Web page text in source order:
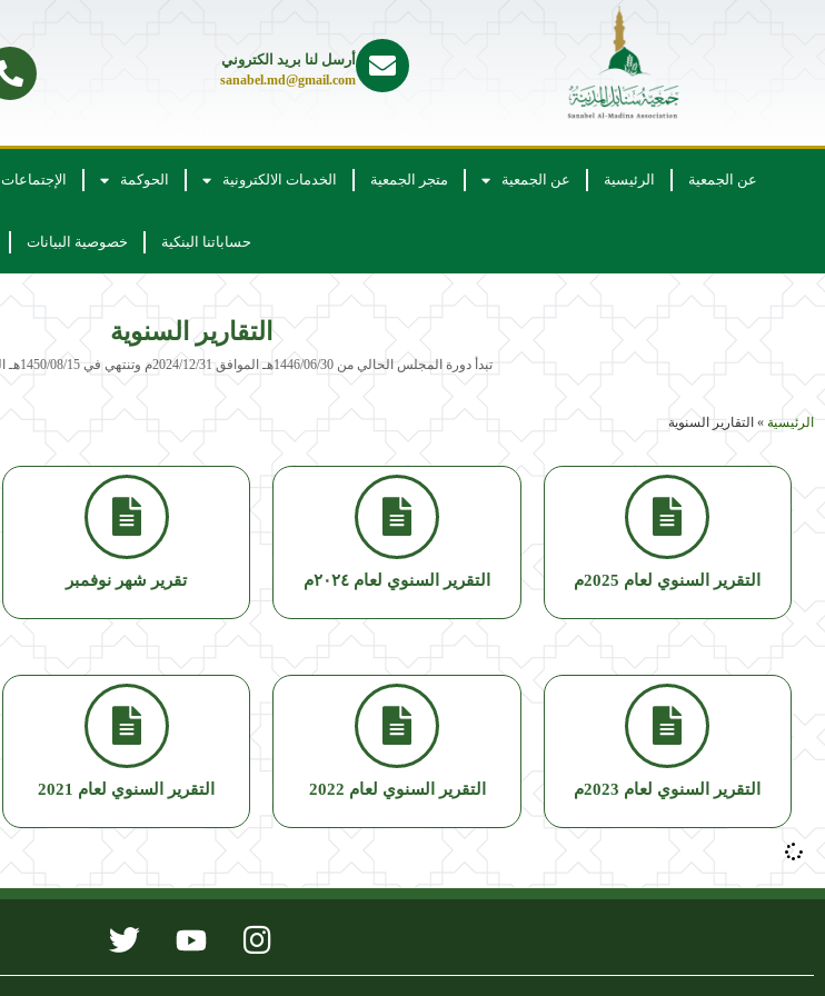
أرسل لنا بريد الكتروني
sanabel.md@gmail.com
عن الجمعية الرئيسية عن الجمعية متجر الجمعية الخدمات الالكترونية الحوكمة الإجتماعات
حساباتنا البنكية خصوصية البيانات
التقارير السنوية
تبدأ دورة المجلس الحالي من 1446/06/30هـ الموافق 2024/12/31م وتنتهي في 1450/08/15هـ الموافق 2028/12/30م
الرئيسية » التقارير السنوية
التقرير السنوي لعام 2025م التقرير السنوي لعام ٢٠٢٤م تقرير شهر نوفمبر
التقرير السنوي لعام 2023م التقرير السنوي لعام 2022 التقرير السنوي لعام 2021